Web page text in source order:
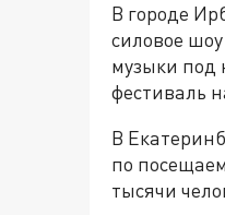
В городе
силовое
музыки под
фестиваль
В
по
тысячи